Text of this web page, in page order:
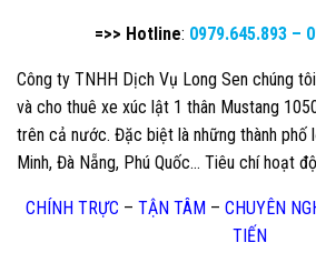
=>> Hotline: 0979.645.893 –
Công ty TNHH Dịch Vụ Long Sen chúng
và cho thuê xe xúc lật 1 thân Mustang
trên cả nước. Đặc biệt là những thành phố
Minh, Đà Nẵng, Phú Quốc… Tiêu chí hoạt
CHÍNH TRỰC – TẬN TÂM– CHUYÊN
TIẾN